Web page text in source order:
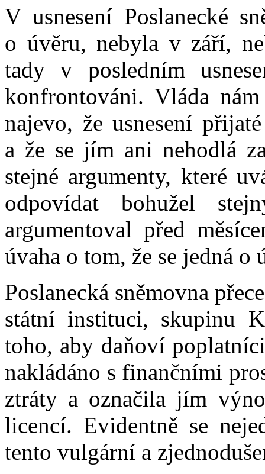
V usnesení Poslanecké
o úvěru, nebyla v září,
tady v posledním
konfrontováni. Vláda
najevo, že usnesení
a že se jím ani nehodlá
stejné argumenty, které
odpovídat bohužel
argumentoval před
úvaha o tom, že se jedná o
Poslanecká sněmovna
státní instituci, skupinu
toho, aby daňoví
nakládáno s finančními
ztráty a označila jím
licencí. Evidentně se
tento vulgární a